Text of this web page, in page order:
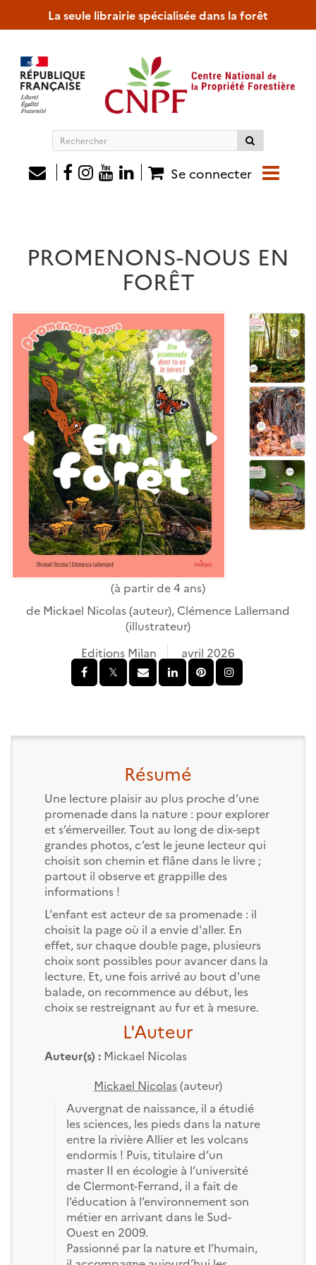
La seule librairie spécialisée dans la forêt
Rechercher
siteSe connecter
PROMENONS-NOUS EN
FORÊT
(à partir de 4 ans)
de Mickael Nicolas(auteur), Clémence Lallemand
(illustrateur)
Editions Milan
avril 2026
Résumé
Une lecture plaisir au plus proche d’une
promenade dans la nature : pour explorer
et s’émerveiller. Tout au long de dix-sept
grandes photos, c’est le jeune lecteur qui
choisit son chemin et flâne dans le livre ;
partout il observe et grappille des
informations !
L'enfant est acteur de sa promenade : il
choisit la page où il a envie d'aller. En
effet, sur chaque double page, plusieurs
choix sont possibles pour avancer dans la
lecture. Et, une fois arrivé au bout d'une
balade, on recommence au début, les
choix se restreignant au fur et à mesure.
L'Auteur
Auteur(s) : Mickael Nicolas
Mickael Nicolas(auteur)
Auvergnat de naissance, il a étudié
les sciences, les pieds dans la nature
entre la rivière Allier et les volcans
endormis ! Puis, titulaire d’un
master II en écologie à l’université
de Clermont-Ferrand, il a fait de
l’éducation à l’environnement son
métier en arrivant dans le Sud-
Ouest en 2009.
Passionné par la nature et l’humain,